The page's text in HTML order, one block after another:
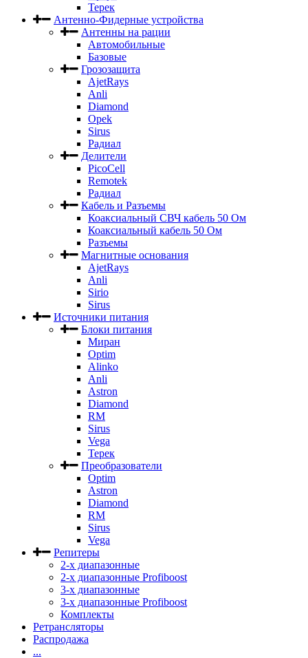
Терек
Антенно-Фидерные устройства
Антенны на рации
Автомобильные
Базовые
Грозозащита
AjetRays
Anli
Diamond
Opek
Sirus
Радиал
Делители
PicoCell
Remotek
Радиал
Кабель и Разъемы
Коаксиальный СВЧ кабель 50 Ом
Коаксиальный кабель 50 Ом
Разъемы
Магнитные основания
AjetRays
Anli
Sirio
Sirus
Источники питания
Блоки питания
Миран
Optim
Alinko
Anli
Astron
Diamond
RM
Sirus
Vega
Терек
Преобразователи
Optim
Astron
Diamond
RM
Sirus
Vega
Репитеры
2-х диапазонные
2-х диапазонные Profiboost
3-х диапазонные
3-х диапазонные Profiboost
Комплекты
Ретрансляторы
Распродажа
...